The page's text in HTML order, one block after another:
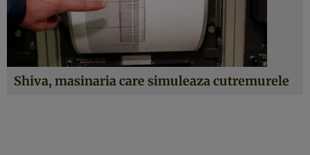
Shiva, masinaria care simuleaza cutremurele